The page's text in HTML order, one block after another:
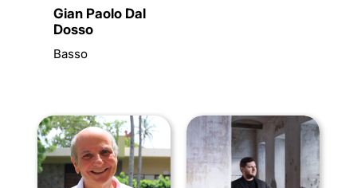
Gian Paolo Dal
Dosso
Basso